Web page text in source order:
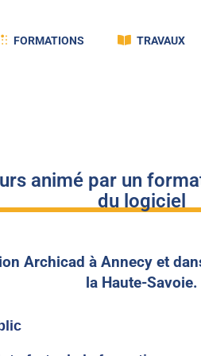
FORMATIONS TRAVAUX
animé par un
du logiciel
Archicad à Annecy et
la Haute-Savoie.